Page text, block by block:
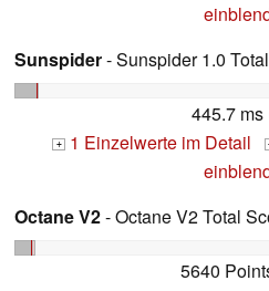
Sunspider- Sunspider 1.0
445.7 ms
+ 1 Einzelwerte im Detail
Octane V2- Octane V2 Total
5640